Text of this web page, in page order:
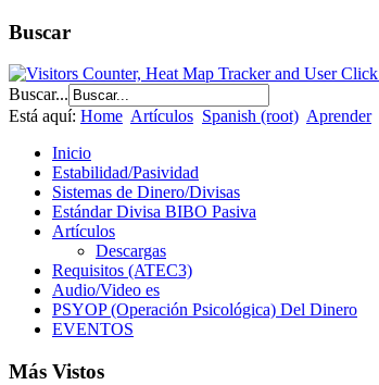
Buscar
Buscar...
Está aquí: Home Artículos Spanish (root) Aprender
Inicio
Estabilidad/Pasividad
Sistemas de Dinero/Divisas
Estándar Divisa BIBO Pasiva
Artículos
Descargas
Requisitos (ATEC3)
Audio/Video es
PSYOP (Operación Psicológica) Del Dinero
EVENTOS
Más Vistos